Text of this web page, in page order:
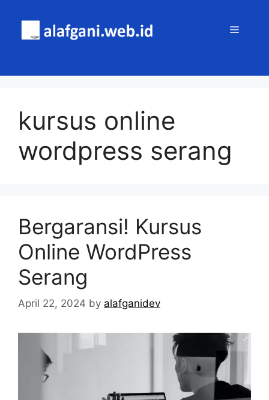
content
MENU
kursus online
wordpress serang
Bergaransi! Kursus
Online WordPress
Serang
April 22, 2024 by alafganidev